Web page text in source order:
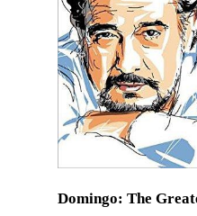
Domingo: The